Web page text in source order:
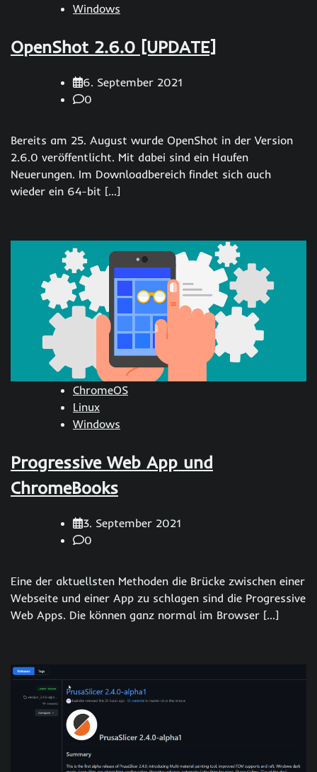
Windows
OpenShot 2.6.0 [UPDATE]
6. September 2021
0
Bereits am 25. August wurde OpenShot in der Version
2.6.0 veröffentlicht. Mit dabei sind ein Haufen
Neuerungen. Im Downloadbereich findet sich auch
wieder ein 64-bit […]
ChromeOS
Linux
Windows
Progressive Web App und
ChromeBooks
3. September 2021
0
Eine der aktuellsten Methoden die Brücke zwischen einer
Webseite und einer App zu schlagen sind die Progressive
Web Apps. Die können ganz normal im Browser […]